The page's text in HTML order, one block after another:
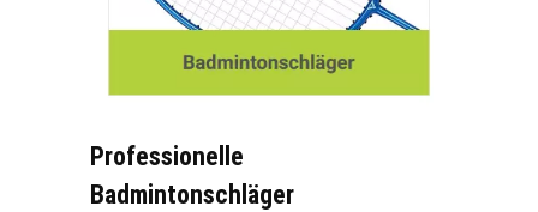
Professionelle
Badmintonschläger